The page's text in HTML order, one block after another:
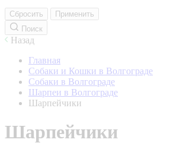
Сбросить
Применить
Поиск
Назад
Главная
Собаки и Кошки в Волгограде
Собаки в Волгограде
Шарпеи в Волгограде
Шарпейчики
Шарпейчики